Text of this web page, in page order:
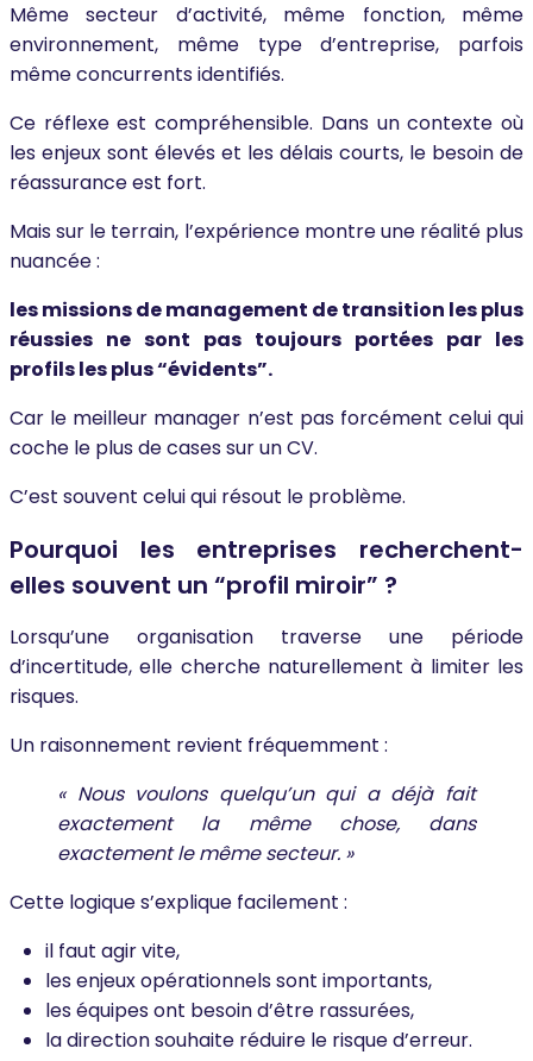
Même secteur d’activité, même fonction, même
environnement, même type d’entreprise, parfois
même concurrents identifiés.
Ce réflexe est compréhensible. Dans un contexte où
les enjeux sont élevés et les délais courts, le besoin de
réassurance est fort.
Mais sur le terrain, l’expérience montre une réalité plus
nuancée :
les missions de management de transition les plus
réussies ne sont pas toujours portées par les
profils les plus “évidents”.
Car le meilleur manager n’est pas forcément celui qui
coche le plus de cases sur un CV.
C’est souvent celui qui résout le problème.
Pourquoi les entreprises recherchent-
elles souvent un “profil miroir” ?
Lorsqu’une organisation traverse une période
d’incertitude, elle cherche naturellement à limiter les
risques.
Un raisonnement revient fréquemment :
« Nous voulons quelqu’un qui a déjà fait
exactement la même chose, dans
exactement le même secteur. »
Cette logique s’explique facilement :
il faut agir vite,
les enjeux opérationnels sont importants,
les équipes ont besoin d’être rassurées,
la direction souhaite réduire le risque d’erreur.